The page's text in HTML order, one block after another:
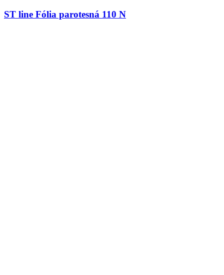
ST line Fólia parotesná 110 N